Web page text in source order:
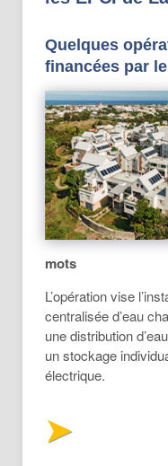
Quelques
financées par
mots
L’opération vise
centralisée d’eau
une distribution
un stockage
électrique.